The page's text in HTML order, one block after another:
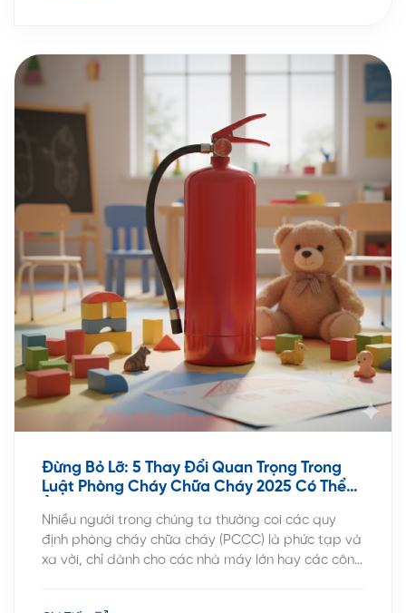
Đừng Bỏ Lỡ: 5 Thay Đổi Quan Trọng Trong
Luật Phòng Cháy Chữa Cháy 2025 Có Thể
Nhiều người trong chúng ta thường coi các quy
định phòng cháy chữa cháy (PCCC) là phức tạp và
xa vời, chỉ dành cho các nhà máy lớn hay các công